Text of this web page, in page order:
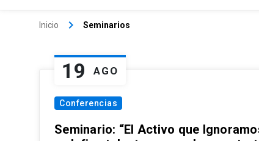
Inicio keyboard_arrow_right Seminarios
19 AGO
Conferencias
Seminario: “El Activo que